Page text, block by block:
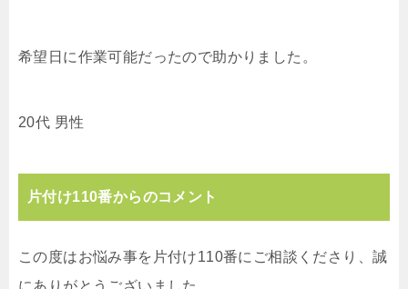
希望日に作業可能だったので助かりました。
20代 男性
片付け110番からのコメント
この度はお悩み事を片付け110番にご相談くださり、誠
にありがとうございました。